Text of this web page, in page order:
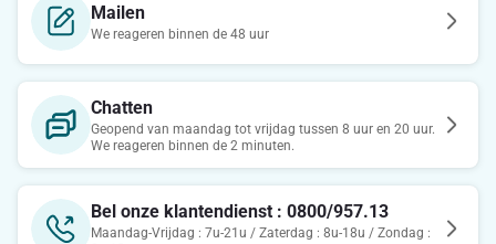
Mailen
We reageren binnen de 48 uur
Chatten
Geopend van maandag tot vrijdag tussen 8 uur en 20 uur.
We reageren binnen de 2 minuten.
Bel onze klantendienst : 0800/957.13
Maandag-Vrijdag : 7u-21u / Zaterdag : 8u-18u / Zondag :